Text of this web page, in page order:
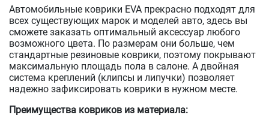
Автомобильные коврики EVA прекрасно подходят для
всех существующих марок и моделей авто, здесь вы
сможете заказать оптимальный аксессуар любого
возможного цвета. По размерам они больше, чем
стандартные резиновые коврики, поэтому покрывают
максимальную площадь пола в салоне. А двойная
система креплений (клипсы и липучки) позволяет
надежно зафиксировать коврики в нужном месте.
Преимущества ковриков из материала: